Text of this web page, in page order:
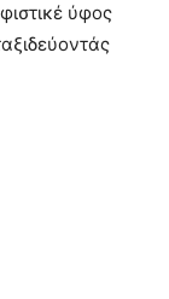
ύφος